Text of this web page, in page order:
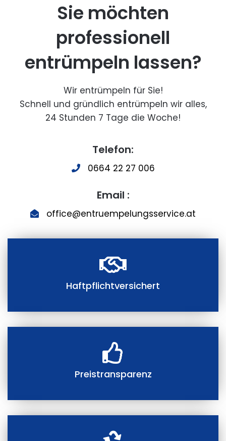
Sie möchten
professionell
entrümpeln lassen?
Wir entrümpeln für Sie!
Schnell und gründlich entrümpeln wir alles,
24 Stunden 7 Tage die Woche!
Telefon:
0664 22 27 006
Email :
office@entruempelungsservice.at
Haftpflichtversichert
Preistransparenz